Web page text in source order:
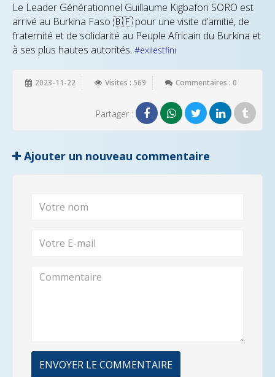
Le Leader Générationnel Guillaume Kigbafori SORO est
arrivé au Burkina Faso 🇧🇫 pour une visite d’amitié, de
fraternité et de solidarité au Peuple Africain du Burkina et
à ses plus hautes autorités. #exilestfini
2023-11-22 Visites : 569 Commentaires : 0
Partager :
Ajouter un nouveau commentaire
ENVOYER LE COMMENTAIRE